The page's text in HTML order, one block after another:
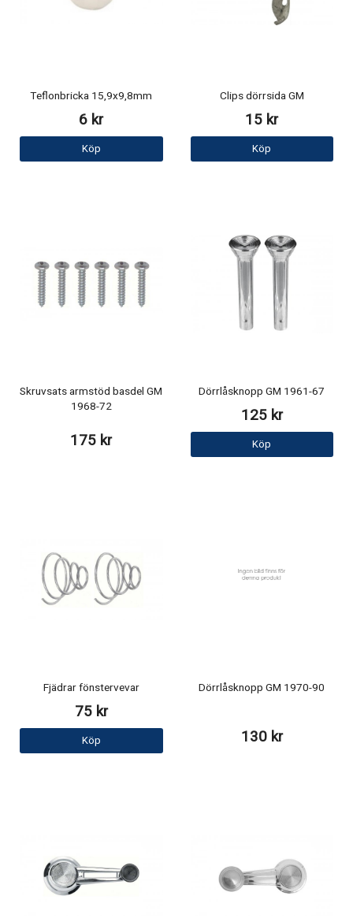
Teflonbricka 15,9x9,8mm
6 kr
Köp
Clips dörrsida GM
15 kr
Köp
Skruvsats armstöd basdel GM
1968-72
175 kr
Dörrlåsknopp GM 1961-67
125 kr
Köp
Fjädrar fönstervevar
75 kr
Köp
Dörrlåsknopp GM 1970-90
130 kr